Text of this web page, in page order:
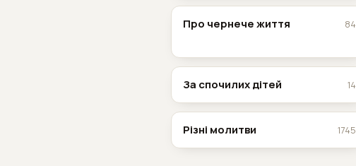
Про чернече життя 84
За спочилих дітей 14
Різні молитви 1745